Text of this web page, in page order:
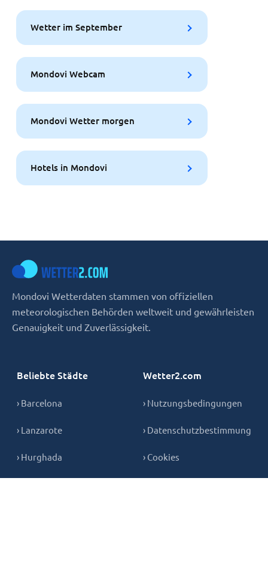
Wetter im September
Mondovi Webcam
Mondovi Wetter morgen
Hotels in Mondovi
Mondovi Wetterdaten stammen von offiziellen
meteorologischen Behörden weltweit und gewährleisten
Genauigkeit und Zuverlässigkeit.
Beliebte Städte
› Barcelona
› Lanzarote
› Hurghada
Wetter2.com
› Nutzungsbedingungen
› Datenschutzbestimmung
› Cookies